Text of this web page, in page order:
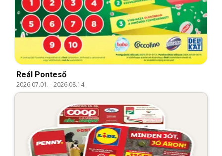
Reál Ponteső
2026.07.01. -2026.08.14.